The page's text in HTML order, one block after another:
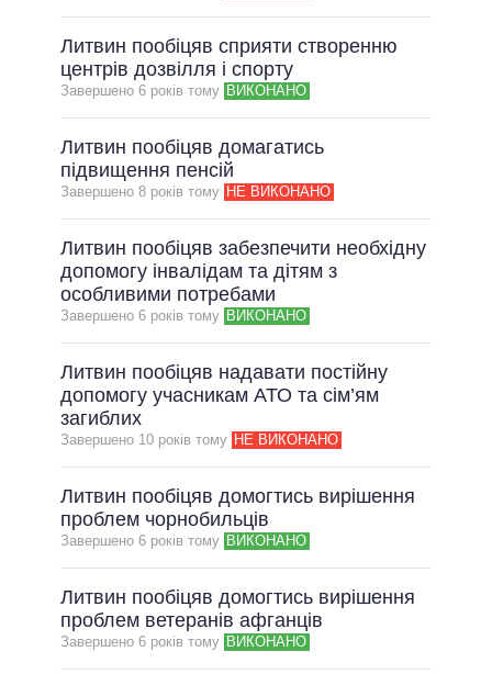
Литвин пообіцяв сприяти створенню
центрів дозвілля і спорту
Завершено 6 рокiв тому ВИКОНАНО
Литвин пообіцяв домагатись
підвищення пенсій
Завершено 8 рокiв тому НЕ ВИКОНАНО
Литвин пообіцяв забезпечити необхідну
допомогу інвалідам та дітям з
особливими потребами
Завершено 6 рокiв тому ВИКОНАНО
Литвин пообіцяв надавати постійну
допомогу учасникам АТО та сім’ям
загиблих
Завершено 10 рокiв тому НЕ ВИКОНАНО
Литвин пообіцяв домогтись вирішення
проблем чорнобильців
Завершено 6 рокiв тому ВИКОНАНО
Литвин пообіцяв домогтись вирішення
проблем ветеранів афганців
Завершено 6 рокiв тому ВИКОНАНО